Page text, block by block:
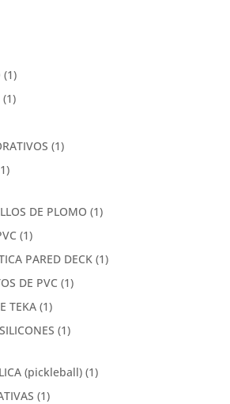
(1)
(1)
(1)
DE PLOMO (1)
(1)
PARED DECK (1)
DE PVC (1)
TEKA (1)
(1)
(pickleball) (1)
(1)